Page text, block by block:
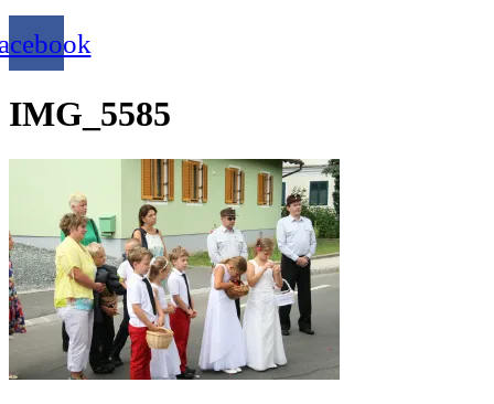
IMG_5585